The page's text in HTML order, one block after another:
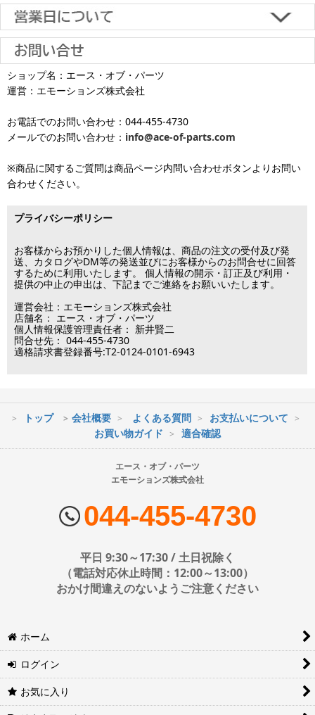
上下角度調節 小型(およそ12-26インチ)
上下角度調節 中型(およそ26-50インチ)
上下角度調節 大型(およそ50-65インチ)
固定タイプ 小型(およそ12-26インチ)
固定タイプ 中型(およそ26-50インチ)
固定タイプ 超大型(およそ65インチ以上)
片面（通常） 小型(およそ12-26インチ)
片面（通常） 中型(およそ26-42インチ)
片面（通常） 大型(およそ37-65インチ)
片面（通常） 超大型(およそ55インチ以上)
両面(ダブル） 中型(およそ26-42インチ)
両面(ダブル） 大型(およそ37-65インチ)
両面(ダブル） 超大型(およそ55インチ以上)
エアーポール 金具セット 中型(およそ26-50インチ)
エアーポール 金具セット 大型(およそ50-65インチ)
エアーポール オプションパーツ
エアーポール AVラックセット
エアーポール バイクハンガー
エアーポール フック
※銀行振り込み・郵便振替・コンビニ決済・PayPayオンライン決済
の場合、ご入金確認後の発送となります。
※一部適用外の地域や商品がありますのでご了承ください。
※お届け先が異なる場合は別途お届け先分の送料がかかります。
沖縄へのお届けは、送料とは別に地域料金が発生します。サイズに
より金額が異なるので、詳しい料金については
となります（当日・土日祝日出荷不可）
金具に関しては、条件を満たしている場合は返品をお受けいたしま
す。
【初期不良・保証について】
商品到着後1週間以内であれば、初期不良の受け付けを行います。
返品対応の詳細、各種保証については
をご覧ください。
土日祝日も当日出荷いたします
■お届けについて
お届け日のご指定がない場合は、最短出荷・最短到着で発送いたし
ます。
平日は15時・土曜は11時・日曜祝日は10時までのご注文で当日出荷
が可能です。
済・代引決済のみ当日出荷が可能です。
※クレジットカード・代引き決済以外のお支払方法を選択されてい
※メーカー発注品は除きます。
※最短到着をご希望の場合、時間指定不可の地域があります。
※配送業者の状況により荷物に遅延が生じる場合もございますので
ヤマト運輸・佐川急便・日本郵便・西濃運輸を使用しております。
配送会社はお選びいただけません。
時間指定は下記の通りです。
日時指定は4日後以降の指定となります。それ以前の日時指定をご希
望の場合は備考欄に記入をお願いします。
■地域ごとの最短配達日時について
い。
土 日 祝日も
発送しています
※出荷休業日を除く
この日は出荷業務を行いませんので予めご了承下さい。
■営業日
営業時間：09:30～17:30
（電話対応休止時間：12:00～13:00）
土日祝日は出荷業務のみ行います。
土日祝日は電話・メールのお問い合わせ返信は
ショップ名：エース・オブ・パーツ
運営：エモーションズ株式会社
お電話でのお問い合わせ：044-455-4730
メールでのお問い合わせ： info@ace-of-parts.com
※商品に関するご質問は商品ページ内問い合わせボタンよりお問い
合わせください。
プライバシーポリシー
お客様からお預かりした個人情報は、商品の注文の受付及び発
送、カタログやDM等の発送並びにお客様からのお問合せに回答
するために利用いたします。 個人情報の開示・訂正及び利用・
提供の中止の申出は、下記までご連絡をお願いいたします。
運営会社：エモーションズ株式会社
店舗名： エース・オブ・パーツ
個人情報保護管理責任者： 新井賢二
問合せ先： 044-455-4730
適格請求書登録番号:T2-0124-0101-6943
トップ 会社概要 よくある質問
お支払いについて
お買い物ガイド
適合確認
エース・オブ・パーツ
エモーションズ株式会社
044-455-4730
平日 9:30～17:30 / 土日祝除く
（電話対応休止時間：12:00～13:00）
おかけ間違えのないようご注意ください
ホーム
ログイン
お気に入り